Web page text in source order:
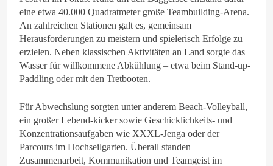
eine etwa 40.000 Quadratmeter große Teambuilding-Arena.
An zahlreichen Stationen galt es, gemeinsam
Herausforderungen zu meistern und spielerisch Erfolge zu
erzielen. Neben klassischen Aktivitäten an Land sorgte das
Wasser für willkommene Abkühlung – etwa beim Stand-up-
Paddling oder mit den Tretbooten.
Für Abwechslung sorgten unter anderem Beach-Volleyball,
ein großer Lebend-kicker sowie Geschicklichkeits- und
Konzentrationsaufgaben wie XXXL-Jenga oder der
Parcours im Hochseilgarten. Überall standen
Zusammenarbeit, Kommunikation und Teamgeist im